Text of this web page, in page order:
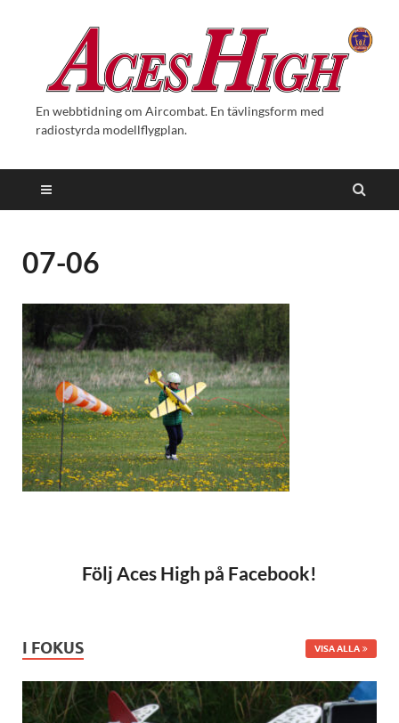
En webbtidning om Aircombat. En tävlingsform med
radiostyrda modellflygplan.
07-06
Följ Aces High på Facebook!
I FOKUS VISA ALLA